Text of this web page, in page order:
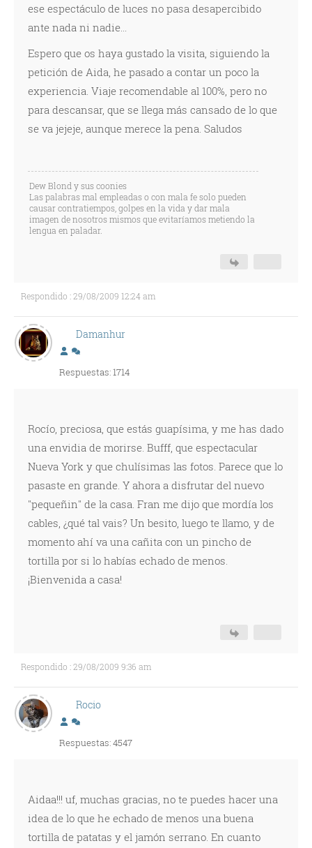
ese espectáculo de luces no pasa desapercibido
ante nada ni nadie...
Espero que os haya gustado la visita, siguiendo la
petición de Aida, he pasado a contar un poco la
experiencia. Viaje recomendable al 100%, pero no
para descansar, que se llega más cansado de lo que
se va jejeje, aunque merece la pena. Saludos
Dew Blond y sus coonies
Las palabras mal empleadas o con mala fe solo pueden
causar contratiempos, golpes en la vida y dar mala
imagen de nosotros mismos que evitaríamos metiendo la
lengua en paladar.
Respondido : 29/08/2009 12:24 am
Damanhur
Respuestas: 1714
Rocío, preciosa, que estás guapísima, y me has dado
una envidia de morirse. Bufff, que espectacular
Nueva York y que chulísimas las fotos. Parece que lo
pasaste en grande. Y ahora a disfrutar del nuevo
"pequeñin" de la casa. Fran me dijo que mordía los
cables, ¿qué tal vais? Un besito, luego te llamo, y de
momento ahí va una cañita con un pincho de
tortilla por si lo habías echado de menos.
¡Bienvenida a casa!
Respondido : 29/08/2009 9:36 am
Rocio
Respuestas: 4547
Aidaa!!! uf, muchas gracias, no te puedes hacer una
idea de lo que he echado de menos una buena
tortilla de patatas y el jamón serrano. En cuanto